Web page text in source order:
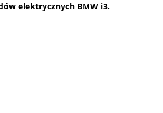
elektrycznych BMW i3.